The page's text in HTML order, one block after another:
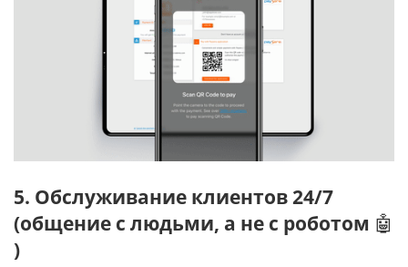
5. Обслуживание клиентов 24/7
(общение с людьми, а не с роботом 🤖
)